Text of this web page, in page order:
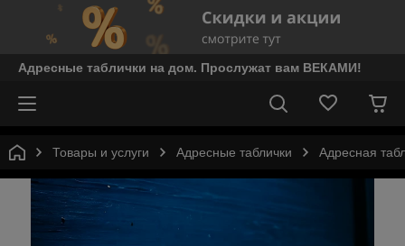
Адресные таблички на дом. Прослужат вам ВЕКАМИ!
Товары и услуги Адресные таблички Адресная